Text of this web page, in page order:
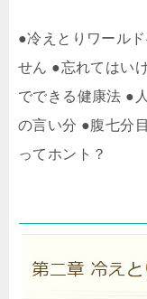
●冷えとりワール
せん ●忘れてはい
でできる健康法 ●
の言い分 ●腹七分
ってホント？